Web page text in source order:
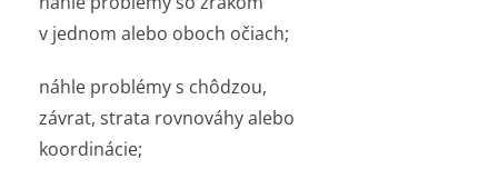
v jednom alebo oboch očiach;
náhle problémy s chôdzou,
závrat, strata rovnováhy alebo
koordinácie;